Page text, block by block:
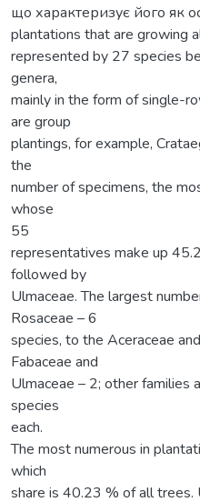
що характеризує його як
plantations that are growing
represented by 27 species
genera,
mainly in the form of single-
are group
plantings, for example,
the
number of specimens, the
whose
55
representatives make up
followed by
Ulmaceae. The largest
Rosaceae – 6
species, to the Aceraceae
Fabaceae and
Ulmaceae – 2; other families
species
each.
The most numerous in
which
share is 40.23 % of all trees.